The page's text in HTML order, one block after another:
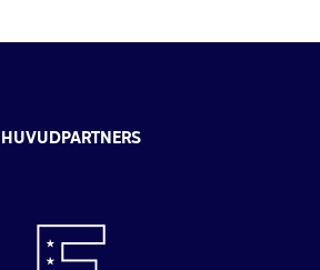
HUVUDPARTNERS